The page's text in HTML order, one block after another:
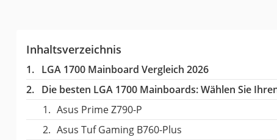
Inhaltsverzeichnis
LGA 1700 Mainboard Vergleich 2026
Die besten LGA 1700 Mainboards:Wählen Sie
Asus Prime Z790-P
Asus Tuf Gaming B760-Plus